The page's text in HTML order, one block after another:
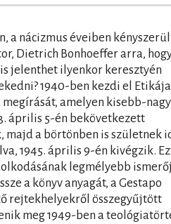
a nácizmus éveiben
Dietrich Bonhoeffer arra,
jelenthet ilyenkor keresztyén
1940-ben kezdi el Etikája
amelyen kisebb-
április 5-én bekövetkezett
majd a börtönben is születnek
1945. április 9-én kivégzik.
legmélyebb
a könyv anyagát, a Gestapo
rejtekhelyekről összegyűjtött
meg 1949-ben a